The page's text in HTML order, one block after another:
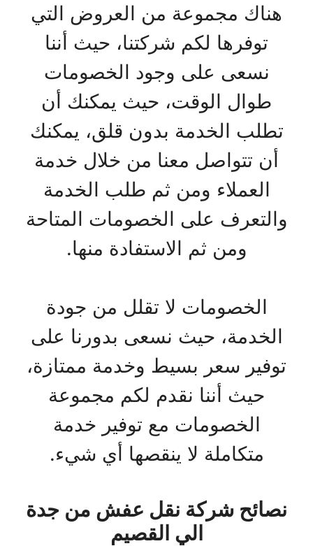
هناك مجموعة من العروض التي
توفرها لكم شركتنا، حيث أننا
نسعى على وجود الخصومات
طوال الوقت، حيث يمكنك أن
تطلب الخدمة بدون قلق، يمكنك
أن تتواصل معنا من خلال خدمة
العملاء ومن ثم طلب الخدمة
والتعرف على الخصومات المتاحة
ومن ثم الاستفادة منها.
الخصومات لا تقلل من جودة
الخدمة، حيث نسعى بدورنا على
توفير سعر بسيط وخدمة ممتازة،
حيث أننا نقدم لكم مجموعة
الخصومات مع توفير خدمة
متكاملة لا ينقصها أي شيء.
نصائح شركة نقل عفش من جدة
الي القصيم